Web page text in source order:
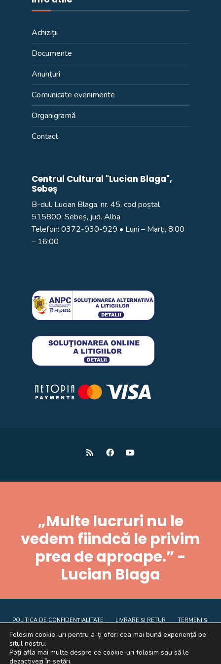
Achiziții
Documente
Anunțuri
Comunicate evenimente
Organigramă
Contact
Centrul Cultural "Lucian Blaga",
Sebeș
B-dul. Lucian Blaga, nr. 45, cod poștal
515800, Sebeș, jud. Alba
Telefon: 0372-930-929 • Luni – Marți, 8:00
– 16:00
„Multe lucruri nu le
vedem fiindcă le privim
prea de aproape.” -
Lucian Blaga
POLITICA DE CONFIDENȚIALITATE LIVRARE ȘI RETUR
TERMENI ȘI
CONDIȚII
CE SUNT COOKIE-URILE ANPC
Folosim cookie-uri pentru a-ți oferi cea mai bună experiență pe
situl nostru.
Poți afla mai multe despre ce cookie-uri folosim sau să le
dezactivezi în setări.